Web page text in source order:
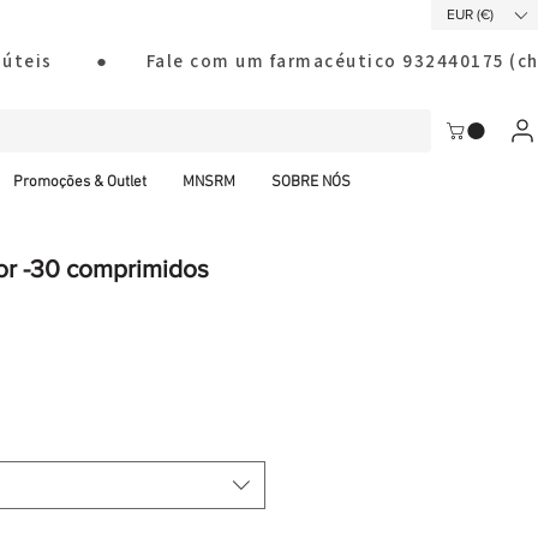
EUR (€)
úteis        ●       Fale com um farmacéutico
Promoções & Outlet MNSRM SOBRE NÓS
-30 comprimidos